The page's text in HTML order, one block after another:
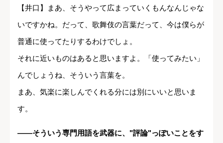
【井口】まあ、そうやって広まっていくもんなんじゃな
いですかね。だって、歌舞伎の言葉だって、今は僕らが
普通に使ってたりするわけでしょ。
それに近いものはあると思いますよ。「使ってみたい」
んでしょうね、そういう言葉を。
まあ、気楽に楽しんでくれる分には別にいいと思いま
す。
――そういう専門用語を武器に、"評論"っぽいことをす